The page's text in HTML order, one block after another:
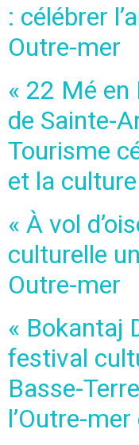
: célébrer
Outre-mer
« 22 Mé en
de Sainte-
Tourisme
et la culture
« À vol
culturelle
Outre-mer
« Bokantaj
festival
Basse-
l’Outre-